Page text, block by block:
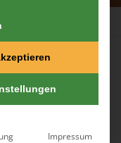
Pension.
Impressum